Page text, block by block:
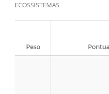
ECOSSISTEMAS
Peso